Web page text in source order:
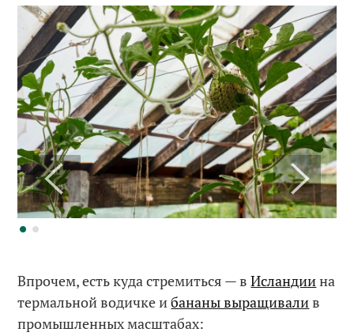
Впрочем, есть куда стремиться — вИсландиина
термальной водичке ибананы выращивалив
промышленных масштабах: